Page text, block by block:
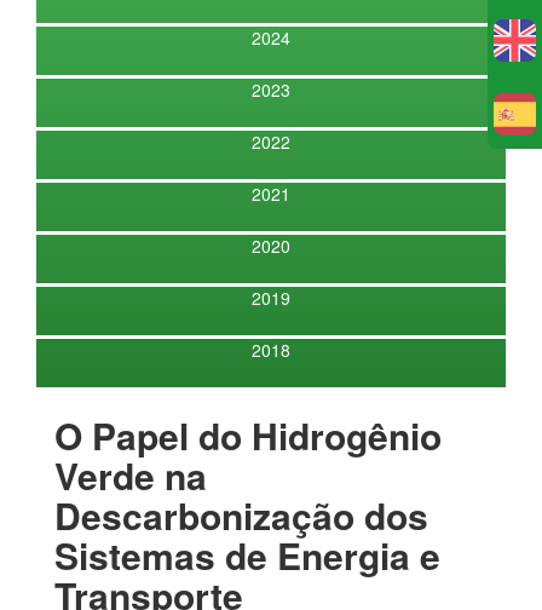
2024
2023
2022
2021
2020
2019
2018
O Papel do Hidrogênio
Verde na
Descarbonização dos
Sistemas de Energia e
Transporte